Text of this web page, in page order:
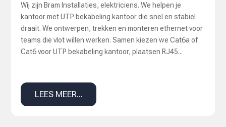
Wij zijn Bram Installaties, elektriciens. We helpen je
kantoor met UTP bekabeling kantoor die snel en stabiel
draait. We ontwerpen, trekken en monteren ethernet voor
teams die vlot willen werken. Samen kiezen we Cat6a of
Cat6 voor UTP bekabeling kantoor, plaatsen RJ45...
LEES MEER...